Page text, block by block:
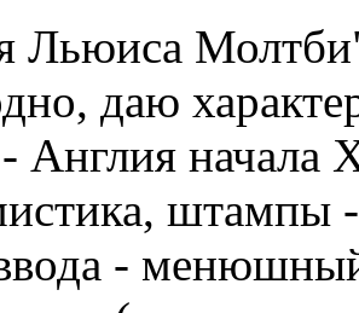
Льюиса
даю
Англия начала
штампы -
-